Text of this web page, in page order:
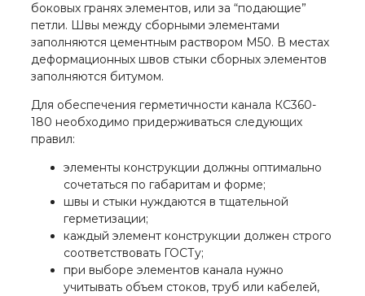
боковых гранях элементов, или за “подающие”
петли. Швы между сборными элементами
заполняются цементным раствором М50. В местах
деформационных швов стыки сборных элементов
заполняются битумом.
Для обеспечения герметичности канала КС360-
180 необходимо придерживаться следующих
правил:
элементы конструкции должны оптимально
сочетаться по габаритам и форме;
швы и стыки нуждаются в тщательной
герметизации;
каждый элемент конструкции должен строго
соответствовать ГОСТу;
при выборе элементов канала нужно
учитывать объем стоков, труб или кабелей,